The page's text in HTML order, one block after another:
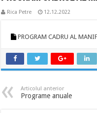
Rica Petre 12.12.2022
PROGRAM CADRU AL
Articolul anterior
Programe anuale